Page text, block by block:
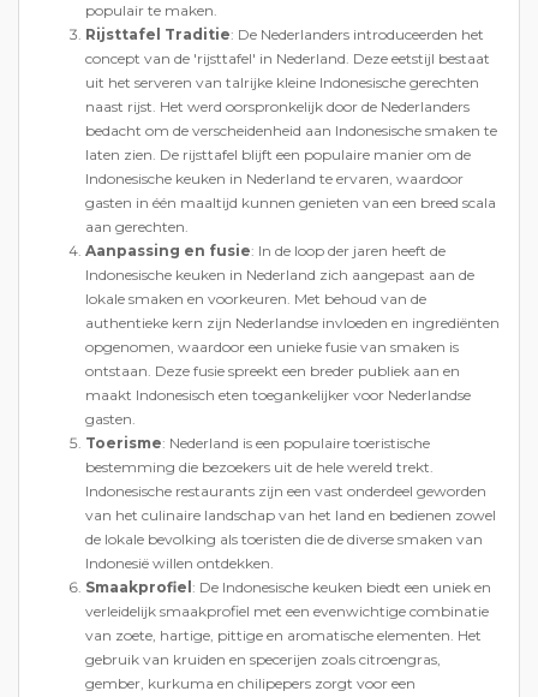
populair te maken.
Rijsttafel Traditie: De Nederlanders introduceerden het
concept van de 'rijsttafel' in Nederland. Deze eetstijl bestaat
uit het serveren van talrijke kleine Indonesische gerechten
naast rijst. Het werd oorspronkelijk door de Nederlanders
bedacht om de verscheidenheid aan Indonesische smaken te
laten zien. De rijsttafel blijft een populaire manier om de
Indonesische keuken in Nederland te ervaren, waardoor
gasten in één maaltijd kunnen genieten van een breed scala
aan gerechten.
Aanpassing en fusie: In de loop der jaren heeft de
Indonesische keuken in Nederland zich aangepast aan de
lokale smaken en voorkeuren. Met behoud van de
authentieke kern zijn Nederlandse invloeden en ingrediënten
opgenomen, waardoor een unieke fusie van smaken is
ontstaan. Deze fusie spreekt een breder publiek aan en
maakt Indonesisch eten toegankelijker voor Nederlandse
gasten.
Toerisme: Nederland is een populaire toeristische
bestemming die bezoekers uit de hele wereld trekt.
Indonesische restaurants zijn een vast onderdeel geworden
van het culinaire landschap van het land en bedienen zowel
de lokale bevolking als toeristen die de diverse smaken van
Indonesië willen ontdekken.
Smaakprofiel : De Indonesische keuken biedt een uniek en
verleidelijk smaakprofiel met een evenwichtige combinatie
van zoete, hartige, pittige en aromatische elementen. Het
gebruik van kruiden en specerijen zoals citroengras,
gember, kurkuma en chilipepers zorgt voor een